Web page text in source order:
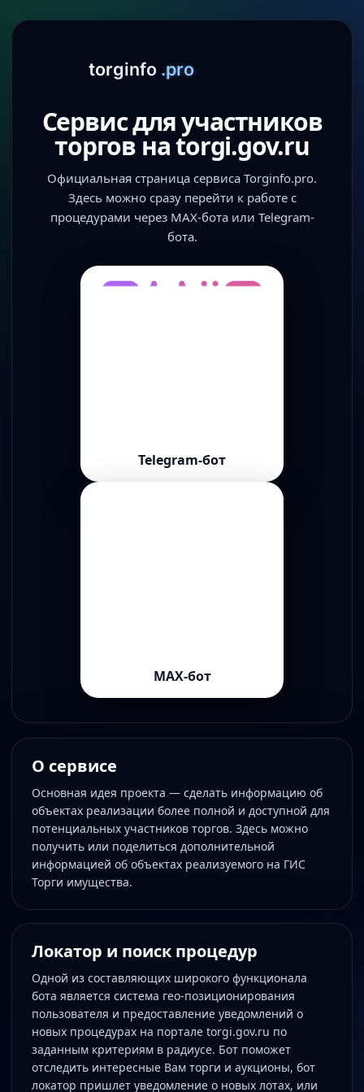
Сервис для участников
торгов на torgi.gov.ru
Официальная страница сервиса Torginfo.pro.
Здесь можно сразу перейти к работе с
процедурами через MAX-бота или Telegram-
бота.
Telegram-бот
MAX-бот
О сервисе
Основная идея проекта — сделать информацию об
объектах реализации более полной и доступной для
потенциальных участников торгов. Здесь можно
получить или поделиться дополнительной
информацией об объектах реализуемого на ГИС
Торги имущества.
Локатор и поиск процедур
Одной из составляющих широкого функционала
бота является система гео-позиционирования
пользователя и предоставление уведомлений о
новых процедурах на портале torgi.gov.ru по
заданным критериям в радиусе. Бот поможет
отследить интересные Вам торги и аукционы, бот
локатор пришлет уведомление о новых лотах, или